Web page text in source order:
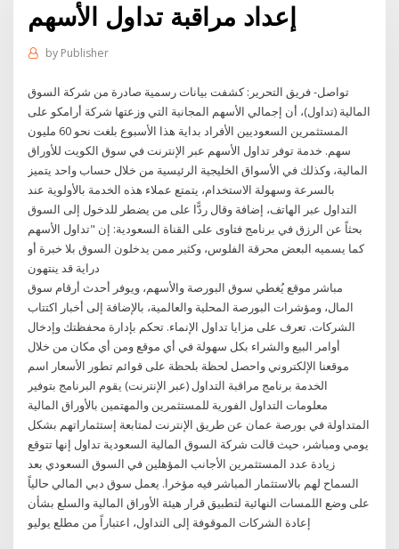
إعداد مراقبة تداول الأسهم
by Publisher
تواصل- فريق التحرير: كشفت بيانات رسمية صادرة من شركة السوق
المالية (تداول)، أن إجمالي الأسهم المجانية التي وزعتها شركة أرامكو على
المستثمرين السعوديين الأفراد بداية هذا الأسبوع بلغت نحو 60 مليون
سهم. خدمة توفر تداول الأسهم عبر الإنترنت في سوق الكويت للأوراق
المالية، وكذلك في الأسواق الخليجية الرئيسية من خلال حساب واحد يتميز
بالسرعة وسهولة الاستخدام، يتمتع عملاء هذه الخدمة بالأولوية عند
التداول عبر الهاتف، إضافة وقال ردًّا على من يضطر للدخول إلى السوق
بحثاً عن الرزق في برنامج فتاوى على القناة السعودية: إن "تداول الأسهم
كما يسميه البعض محرقة الفلوس، وكثير ممن يدخلون السوق بلا خبرة أو
دراية قد ينتهون
مباشر موقع يُغطي سوق البورصة والأسهم، ويوفر أحدث أرقام سوق
المال، ومؤشرات البورصة المحلية والعالمية، بالإضافة إلى أخبار اكتتاب
الشركات. تعرف على مزايا تداول الإنماء. تحكم بإدارة محفظتك وإدخال
أوامر البيع والشراء بكل سهولة في أي موقع ومن أي مكان من خلال
موقعنا الإلكتروني واحصل لحظة بلحظة على قوائم تطور الأسعار اسم
الخدمة برنامج مراقبة التداول (عبر الإنترنت) يقوم البرنامج بتوفير
معلومات التداول الفورية للمستثمرين والمهتمين بالأوراق المالية
المتداولة في بورصة عمان عن طريق الإنترنت لمتابعة إستثماراتهم بشكل
يومي ومباشر، حيث قالت شركة السوق المالية السعودية تداول إنها تتوقع
زيادة عدد المستثمرين الأجانب المؤهلين في السوق السعودي بعد
السماح لهم بالاستثمار المباشر فيه مؤخرا. يعمل سوق دبي المالي حالياً
على وضع اللمسات النهائية لتطبيق قرار هيئة الأوراق المالية والسلع بشأن
إعادة الشركات الموقوفة إلى التداول، اعتباراً من مطلع يوليو